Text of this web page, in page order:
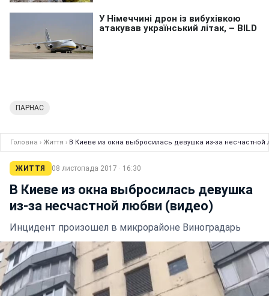
ПАРНАС
Головна › Життя › В Киеве из окна выбросилась девушка из-за
ЖИТТЯ 08 листопада 2017 · 16:30
В Киеве из окна выбросилась девушка
из-за несчастной любви (видео)
Инцидент произошел в микрорайоне Виноградарь